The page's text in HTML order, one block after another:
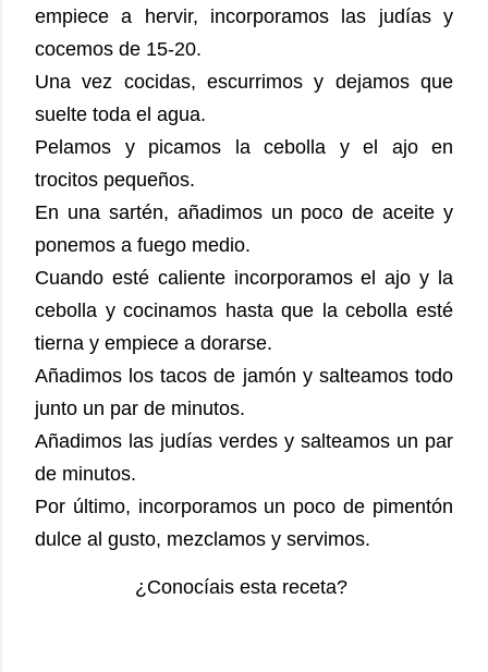
empiece a hervir, incorporamos las judías y
cocemos de 15-20.
Una vez cocidas, escurrimos y dejamos que
suelte toda el agua.
Pelamos y picamos la cebolla y el ajo en
trocitos pequeños.
En una sartén, añadimos un poco de aceite y
ponemos a fuego medio.
Cuando esté caliente incorporamos el ajo y la
cebolla y cocinamos hasta que la cebolla esté
tierna y empiece a dorarse.
Añadimos los tacos de jamón y salteamos todo
junto un par de minutos.
Añadimos las judías verdes y salteamos un par
de minutos.
Por último, incorporamos un poco de pimentón
dulce al gusto, mezclamos y servimos.
¿Conocíais esta receta?